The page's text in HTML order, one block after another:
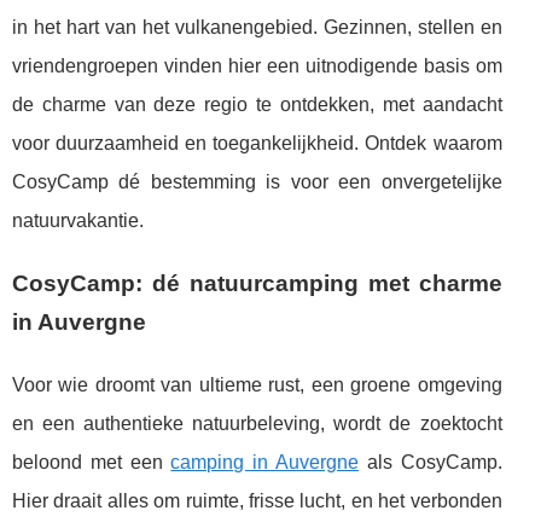
in het hart van het vulkanengebied. Gezinnen, stellen en
vriendengroepen vinden hier een uitnodigende basis om
de charme van deze regio te ontdekken, met aandacht
voor duurzaamheid en toegankelijkheid. Ontdek waarom
CosyCamp dé bestemming is voor een onvergetelijke
natuurvakantie.
CosyCamp: dé natuurcamping met charme
in Auvergne
Voor wie droomt van ultieme rust, een groene omgeving
en een authentieke natuurbeleving, wordt de zoektocht
beloond met eencamping in Auvergne als CosyCamp.
Hier draait alles om ruimte, frisse lucht, en het verbonden